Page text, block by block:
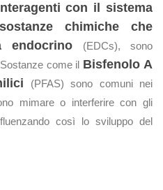
con il sistema
sostanze chimiche che
endocrino (EDCs), sono
come il Bisfenolo A
(PFAS) sono comuni nei
mimare o interferire con gli
così lo sviluppo del